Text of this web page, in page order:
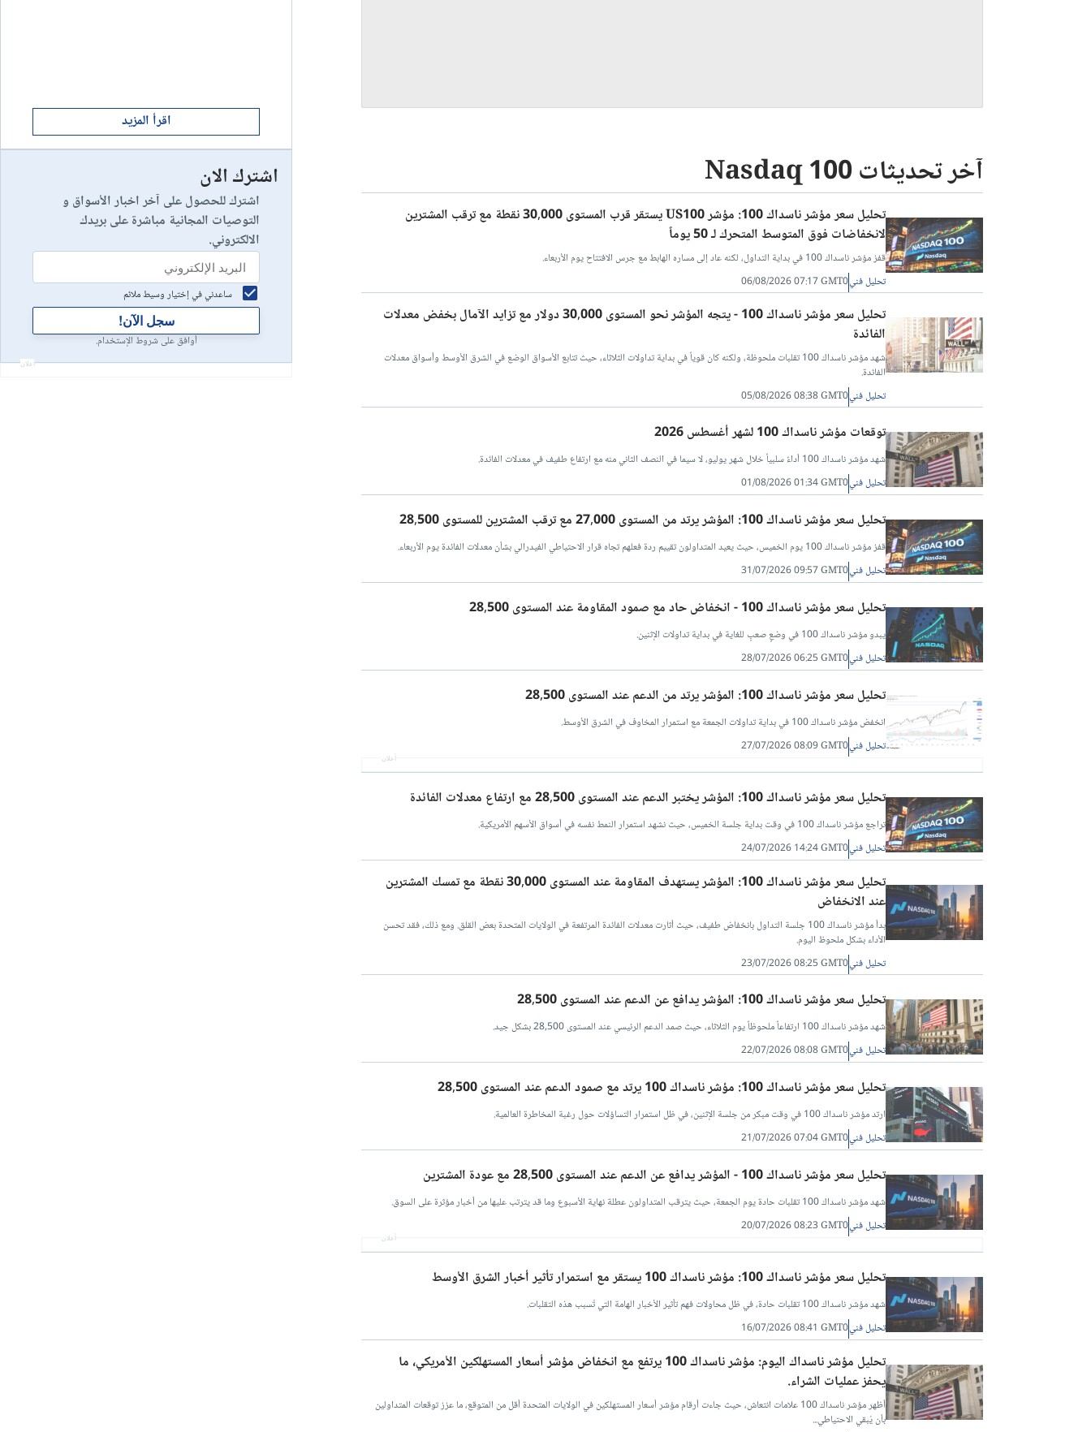
آخر تحديثات Nasdaq 100
تحليل سعر مؤشر ناسداك 100: مؤشر US100 يستقر قرب المستوى 30,000 نقطة مع ترقب المشترين
لانخفاضات فوق المتوسط المتحرك لـ 50 يوماً
قفز مؤشر ناسداك 100 في بداية التداول، لكنه عاد إلى مساره الهابط مع جرس الافتتاح يوم الأربعاء.
تحليل فني06/08/2026 07:17 GMT0
تحليل سعر مؤشر ناسداك 100 - يتجه المؤشر نحو المستوى 30,000 دولار مع تزايد الآمال بخفض معدلات
الفائدة
شهد مؤشر ناسداك 100 تقلبات ملحوظة، ولكنه كان قوياً في بداية تداولات الثلاثاء، حيث تتابع الأسواق الوضع في الشرق الأوسط وأسواق معدلات
الفائدة.
تحليل فني05/08/2026 08:38 GMT0
توقعات مؤشر ناسداك 100 لشهر أغسطس 2026
شهد مؤشر ناسداك 100 أداءً سلبياً خلال شهر يوليو، لا سيما في النصف الثاني منه مع ارتفاع طفيف في معدلات الفائدة.
تحليل فني01/08/2026 01:34 GMT0
تحليل سعر مؤشر ناسداك 100: المؤشر يرتد من المستوى 27,000 مع ترقب المشترين للمستوى 28,500
قفز مؤشر ناسداك 100 يوم الخميس، حيث يعيد المتداولون تقييم ردة فعلهم تجاه قرار الاحتياطي الفيدرالي بشأن معدلات الفائدة يوم الأربعاء.
تحليل فني31/07/2026 09:57 GMT0
تحليل سعر مؤشر ناسداك 100 - انخفاض حاد مع صمود المقاومة عند المستوى 28,500
يبدو مؤشر ناسداك 100 في وضعٍ صعبٍ للغاية في بداية تداولات الإثنين.
تحليل فني28/07/2026 06:25 GMT0
تحليل سعر مؤشر ناسداك 100: المؤشر يرتد من الدعم عند المستوى 28,500
انخفض مؤشر ناسداك 100 في بداية تداولات الجمعة مع استمرار المخاوف في الشرق الأوسط.
تحليل فني27/07/2026 08:09 GMT0
أعلان
تحليل سعر مؤشر ناسداك 100: المؤشر يختبر الدعم عند المستوى 28,500 مع ارتفاع معدلات الفائدة
تراجع مؤشر ناسداك 100 في وقت بداية جلسة الخميس، حيث نشهد استمرار النمط نفسه في أسواق الأسهم الأمريكية.
تحليل فني24/07/2026 14:24 GMT0
تحليل سعر مؤشر ناسداك 100: المؤشر يستهدف المقاومة عند المستوى 30,000 نقطة مع تمسك المشترين
عند الانخفاض
بدأ مؤشر ناسداك 100 جلسة التداول بانخفاض طفيف، حيث أثارت معدلات الفائدة المرتفعة في الولايات المتحدة بعض القلق. ومع ذلك، فقد تحسن
الأداء بشكل ملحوظ اليوم.
تحليل فني23/07/2026 08:25 GMT0
تحليل سعر مؤشر ناسداك 100: المؤشر يدافع عن الدعم عند المستوى 28,500
شهد مؤشر ناسداك 100 ارتفاعاً ملحوظاً يوم الثلاثاء، حيث صمد الدعم الرئيسي عند المستوى 28,500 بشكل جيد.
تحليل فني22/07/2026 08:08 GMT0
تحليل سعر مؤشر ناسداك 100: مؤشر ناسداك 100 يرتد مع صمود الدعم عند المستوى 28,500
ارتد مؤشر ناسداك 100 في وقت مبكر من جلسة الإثنين، في ظل استمرار التساؤلات حول رغبة المخاطرة العالمية.
تحليل فني21/07/2026 07:04 GMT0
تحليل سعر مؤشر ناسداك 100 - المؤشر يدافع عن الدعم عند المستوى 28,500 مع عودة المشترين
شهد مؤشر ناسداك 100 تقلبات حادة يوم الجمعة، حيث يترقب المتداولون عطلة نهاية الأسبوع وما قد يترتب عليها من أخبار مؤثرة على السوق.
تحليل فني20/07/2026 08:23 GMT0
أعلان
تحليل سعر مؤشر ناسداك 100: مؤشر ناسداك 100 يستقر مع استمرار تأثير أخبار الشرق الأوسط
شهد مؤشر ناسداك 100 تقلبات حادة، في ظل محاولات فهم تأثير الأخبار الهامة التي تُسبب هذه التقلبات.
تحليل فني16/07/2026 08:41 GMT0
تحليل مؤشر ناسداك اليوم: مؤشر ناسداك 100 يرتفع مع انخفاض مؤشر أسعار المستهلكين الأمريكي، ما
يحفز عمليات الشراء.
أظهر مؤشر ناسداك 100 علامات انتعاش، حيث جاءت أرقام مؤشر أسعار المستهلكين في الولايات المتحدة أقل من المتوقع، ما عزز توقعات المتداولين
بأن يُبقي الاحتياطي...
إستعراض شركة
10
اقرأ المزيد
اشترك الان
اشترك للحصول على آخر اخبار الأسواق و
التوصيات المجانية مباشرة على بريدك
الالكتروني.
ساعدني في إختيار وسيط ملائم
سجل الآن!
أوافق على شروط الإستخدام.
أعلان